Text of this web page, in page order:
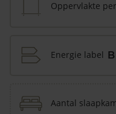
Oppervlakte
Energie label B
Aantal